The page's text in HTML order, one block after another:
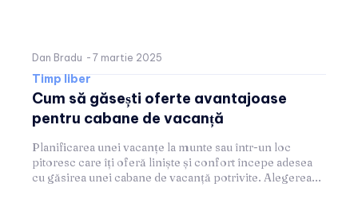
Dan Bradu - 7 martie 2025
Timp liber
Cum să găsești oferte avantajoase
pentru cabane de vacanță
Planificarea unei vacanțe la munte sau într-un loc
pitoresc care îți oferă liniște și confort începe adesea
cu găsirea unei cabane de vacanță potrivite. Alegerea...